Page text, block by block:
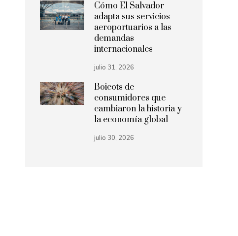
Cómo El Salvador
adapta sus servicios
aeroportuarios a las
demandas
internacionales
julio 31, 2026
Boicots de
consumidores que
cambiaron la historia y
la economía global
julio 30, 2026